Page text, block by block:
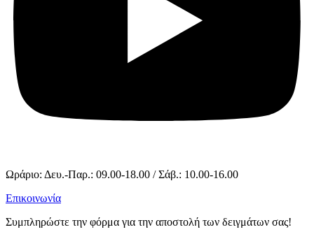
Ωράριο: Δευ.-Παρ.: 09.00-18.00 / Σάβ.: 10.00-16.00
Επικοινωνία
Συμπληρώστε την φόρμα για την αποστολή των δειγμάτων σας!